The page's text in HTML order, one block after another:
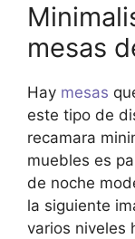
mesas
Hay mesas
este tipo de
recamara
muebles es
de noche
la siguiente
varios niveles